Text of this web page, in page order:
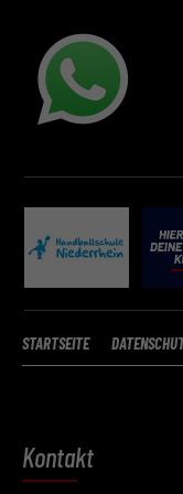
STARTSEITE
Kontakt
Datenschutzeinstellungen
Essenziell (2)